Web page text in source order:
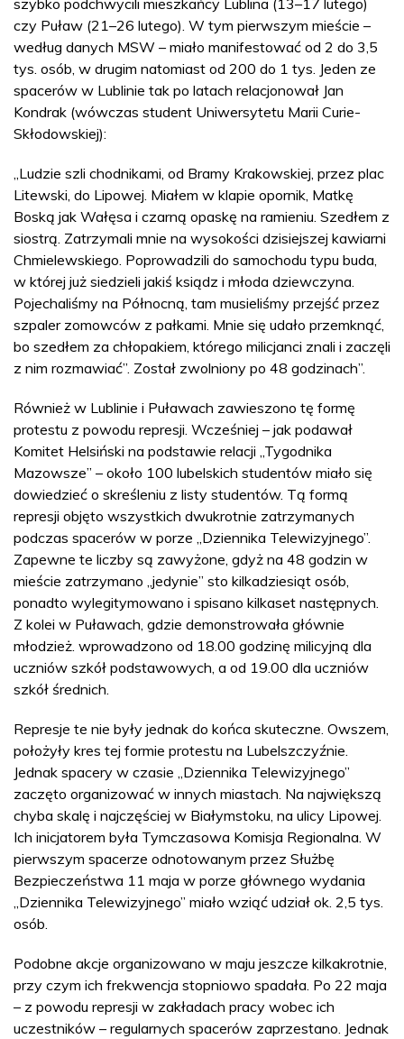
czy Puław (21–26 lutego). W tym pierwszym mieście –
według danych MSW – miało manifestować od 2 do 3,5
tys. osób, w drugim natomiast od 200 do 1 tys. Jeden ze
spacerów w Lublinie tak po latach relacjonował Jan
Kondrak (wówczas student Uniwersytetu Marii Curie-
Skłodowskiej):
„Ludzie szli chodnikami, od Bramy Krakowskiej, przez plac
Litewski, do Lipowej. Miałem w klapie opornik, Matkę
Boską jak Wałęsa i czarną opaskę na ramieniu. Szedłem z
siostrą. Zatrzymali mnie na wysokości dzisiejszej kawiarni
Chmielewskiego. Poprowadzili do samochodu typu buda,
w której już siedzieli jakiś ksiądz i młoda dziewczyna.
Pojechaliśmy na Północną, tam musieliśmy przejść przez
szpaler zomowców z pałkami. Mnie się udało przemknąć,
bo szedłem za chłopakiem, którego milicjanci znali i zaczęli
z nim rozmawiać”. Został zwolniony po 48 godzinach”.
Również w Lublinie i Puławach zawieszono tę formę
protestu z powodu represji. Wcześniej – jak podawał
Komitet Helsiński na podstawie relacji „Tygodnika
Mazowsze” – około 100 lubelskich studentów miało się
dowiedzieć o skreśleniu z listy studentów. Tą formą
represji objęto wszystkich dwukrotnie zatrzymanych
podczas spacerów w porze „Dziennika Telewizyjnego”.
Zapewne te liczby są zawyżone, gdyż na 48 godzin w
mieście zatrzymano „jedynie” sto kilkadziesiąt osób,
ponadto wylegitymowano i spisano kilkaset następnych.
Z kolei w Puławach, gdzie demonstrowała głównie
młodzież. wprowadzono od 18.00 godzinę milicyjną dla
uczniów szkół podstawowych, a od 19.00 dla uczniów
szkół średnich.
Represje te nie były jednak do końca skuteczne. Owszem,
położyły kres tej formie protestu na Lubelszczyźnie.
Jednak spacery w czasie „Dziennika Telewizyjnego”
zaczęto organizować w innych miastach. Na największą
chyba skalę i najczęściej w Białymstoku, na ulicy Lipowej.
Ich inicjatorem była Tymczasowa Komisja Regionalna. W
pierwszym spacerze odnotowanym przez Służbę
Bezpieczeństwa 11 maja w porze głównego wydania
„Dziennika Telewizyjnego” miało wziąć udział ok. 2,5 tys.
osób.
Podobne akcje organizowano w maju jeszcze kilkakrotnie,
przy czym ich frekwencja stopniowo spadała. Po 22 maja
– z powodu represji w zakładach pracy wobec ich
uczestników – regularnych spacerów zaprzestano. Jednak